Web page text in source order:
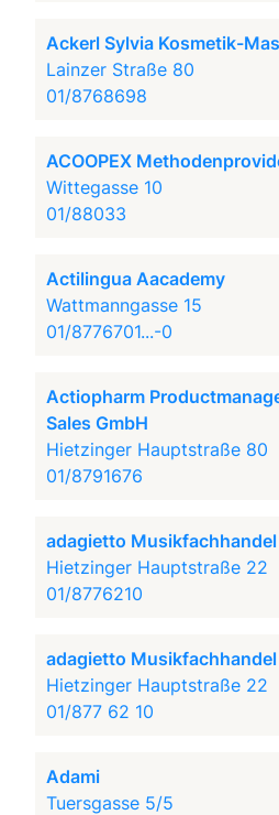
Ackerl Sylvia Kosmetik-
Lainzer Straße 80
01/8768698
ACOOPEX
Wittegasse 10
01/88033
Actilingua Aacademy
Wattmanngasse 15
01/8776701...-0
Actiopharm
Sales GmbH
Hietzinger Hauptstraße 80
01/8791676
adagietto Musikfachhandel
Hietzinger Hauptstraße 22
01/8776210
adagietto Musikfachhandel
Hietzinger Hauptstraße 22
01/877 62 10
Adami
Tuersgasse 5/5